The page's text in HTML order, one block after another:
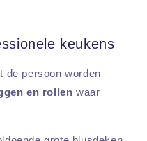
keukens
de persoon worden
en rollen waar